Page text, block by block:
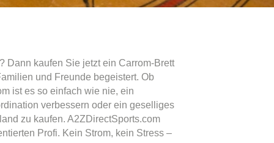
Dann kaufen Sie jetzt ein Carrom-Brett
und Freunde begeistert. Ob
ist es so einfach wie nie, ein
verbessern oder ein geselliges
zu kaufen. A2ZDirectSports.com
Profi. Kein Strom, kein Stress –